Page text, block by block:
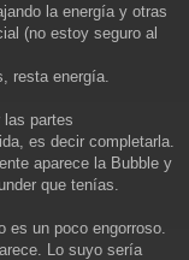
la energía y otras
(no estoy seguro al
resta energía.
las partes
es decir completarla.
aparece la Bubble y
que tenías.
es un poco engorroso.
Lo suyo sería